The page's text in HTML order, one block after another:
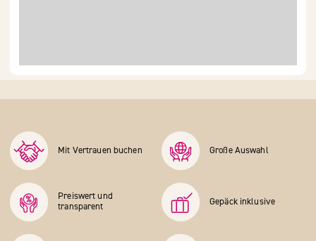
Mit Vertrauen buchen Große Auswahl
Preiswert und
transparent
Gepäck inklusive